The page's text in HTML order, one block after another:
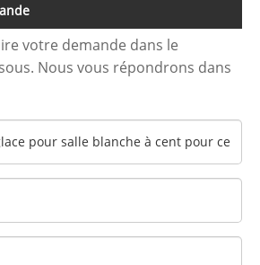
votre demande dans le
Nous vous répondrons dans